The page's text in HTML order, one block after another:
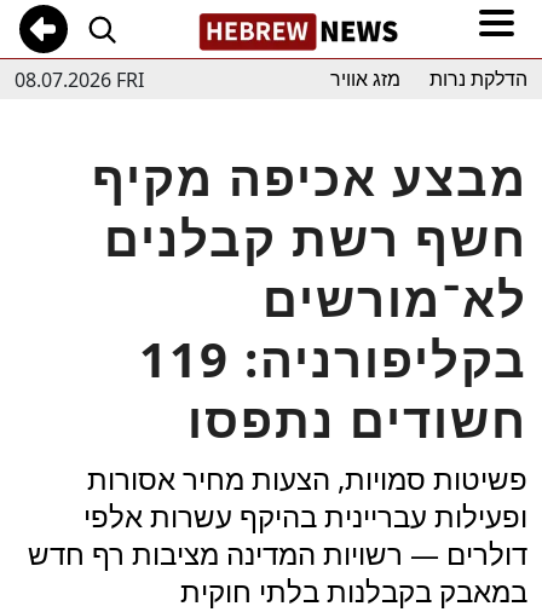
08.07.2026 FRI הדלקת נרות מזג אוויר
מבצע אכיפה מקיף
חשף רשת קבלנים
לא־מורשים
בקליפורניה: 119
חשודים נתפסו
פשיטות סמויות, הצעות מחיר אסורות
ופעילות עבריינית בהיקף עשרות אלפי
דולרים — רשויות המדינה מציבות רף חדש
במאבק בקבלנות בלתי חוקית